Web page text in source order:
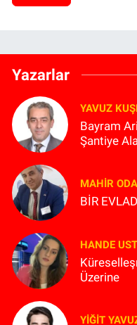
Yazarlar
YAVUZ
Bayram
Şantiye
MAHIR
BİR
HANDE
Üzerine
YIĞIT